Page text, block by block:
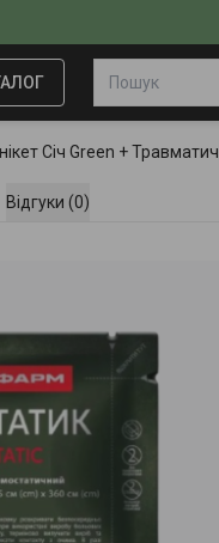
Січ Green +
Відгуки (0)